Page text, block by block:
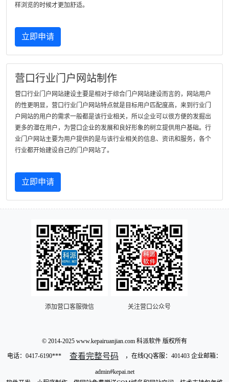
样浏览的时候才更加舒适。
立即申请
营口行业门户网站制作
营口行业门户网站建设主要是相对于综合门户网站建设而言的，网站用户
的性更明显，营口行业门户网站特点就是目标用户匹配度高，来到行业门
户网站的用户的需求一般都是该行业相关，所以企业可以很方便的发掘出
更多的潜在用户，为营口企业的发展和良好形象的树立提供用户基础。行
业门户网站主要为用户提供的是与该行业相关的信息、资讯和服务，各个
行业都开始建设自己的门户网站了。
立即申请
添加营口客服微信 关注营口公众号
© 2014-2025 www.kepairuanjian.com 科派软件 版权所有
电话： 0417-6190*** 查看完整号码 ，在线QQ客服：401403 企业邮箱：
admin#kepai.net